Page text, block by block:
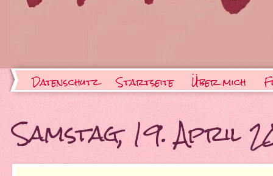
Datenschutz Startseite Über mich
Samstag, 19. April